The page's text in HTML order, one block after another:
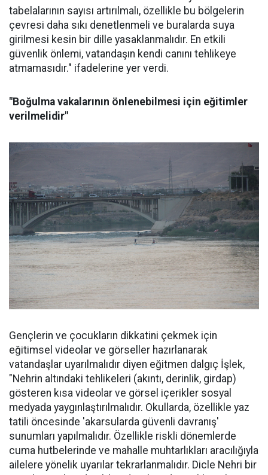
tabelalarının sayısı artırılmalı, özellikle bu bölgelerin
çevresi daha sıkı denetlenmeli ve buralarda suya
girilmesi kesin bir dille yasaklanmalıdır. En etkili
güvenlik önlemi, vatandaşın kendi canını tehlikeye
atmamasıdır." ifadelerine yer verdi.
"Boğulma vakalarının önlenebilmesi için eğitimler
verilmelidir"
Gençlerin ve çocukların dikkatini çekmek için
eğitimsel videolar ve görseller hazırlanarak
vatandaşlar uyarılmalıdır diyen eğitmen dalgıç İşlek,
"Nehrin altındaki tehlikeleri (akıntı, derinlik, girdap)
gösteren kısa videolar ve görsel içerikler sosyal
medyada yaygınlaştırılmalıdır. Okullarda, özellikle yaz
tatili öncesinde 'akarsularda güvenli davranış'
sunumları yapılmalıdır. Özellikle riskli dönemlerde
cuma hutbelerinde ve mahalle muhtarlıkları aracılığıyla
ailelere yönelik uyarılar tekrarlanmalıdır. Dicle Nehri bir